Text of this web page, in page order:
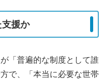
援か
「普遍的な制度として誰
で、「本当に必要な世帯